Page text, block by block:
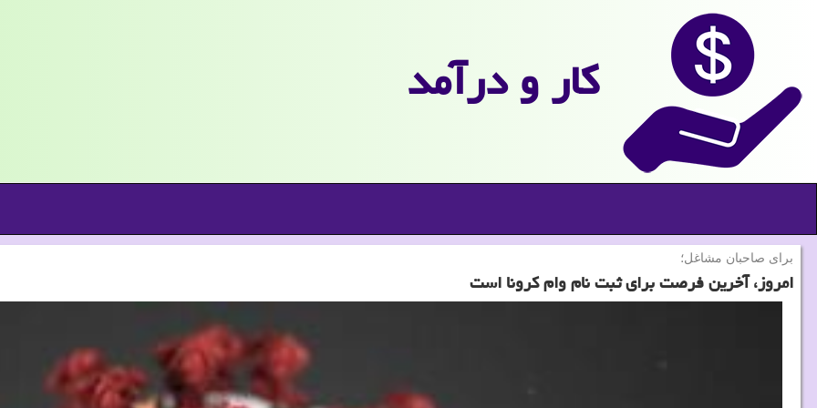
كار و درآمد
برای صاحبان مشاغل؛
امروز، آخرین فرصت برای ثبت نام وام كرونا است